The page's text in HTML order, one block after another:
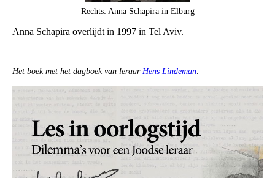
Rechts: Anna Schapira in Elburg
Anna Schapira overlijdt in 1997 in Tel Aviv.
Het boek met het dagboek van leraar Hens Lindeman: